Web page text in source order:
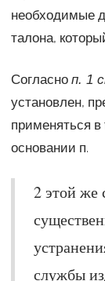
необходимые
талона,
Согласно п. 1
установлен,
применяться в
основании п.
2 этой же
службы